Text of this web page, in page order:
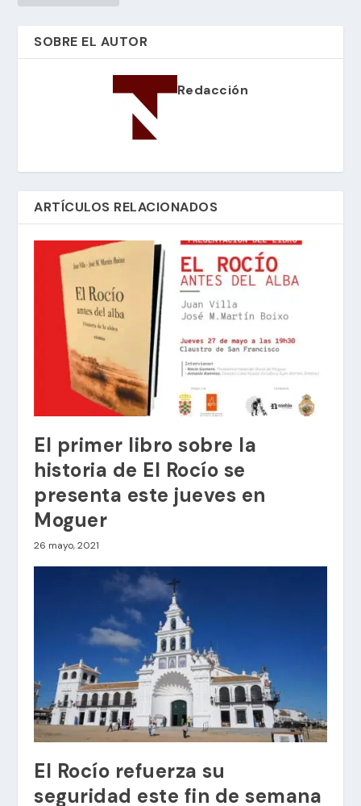
SOBRE EL AUTOR
Redacción
ARTÍCULOS RELACIONADOS
El primer libro sobre la
historia de El Rocío se
presenta este jueves en
Moguer
26 mayo, 2021
El Rocío refuerza su
seguridad este fin de semana